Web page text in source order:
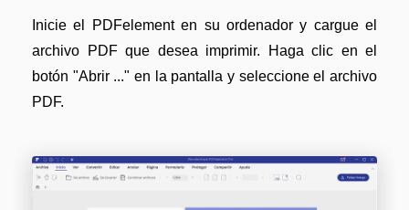
Inicie el PDFelement en su ordenador y cargue el
archivo PDF que desea imprimir. Haga clic en el
botón "Abrir ..." en la pantalla y seleccione el archivo
PDF.